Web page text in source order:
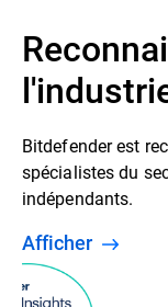
Bitdefender est
spécialistes du
indépendants.
Afficher